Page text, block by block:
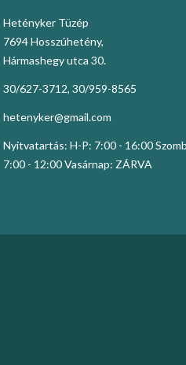
Hetényker Tüzép
7694 Hosszúhetény,
Hármashegy utca 30.
30/627-3712, 30/959-8565
hetenyker@gmail.com
Nyitvatartás: H-P: 7:00 - 16:00
7:00 - 12:00 Vasárnap: ZÁRVA